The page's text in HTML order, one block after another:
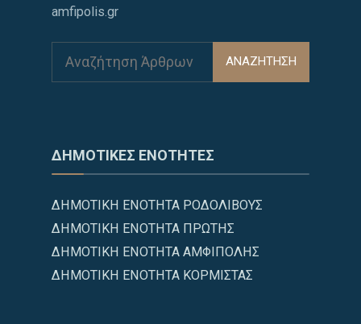
amfipolis.gr
ΑΝΑΖΗΤΗΣΗ
ΔΗΜΟΤΙΚΕΣ ΕΝΟΤΗΤΕΣ
ΔΗΜΟΤΙΚΗ ΕΝΟΤΗΤΑ ΡΟΔΟΛΙΒΟΥΣ
ΔΗΜΟΤΙΚΗ ΕΝΟΤΗΤΑ ΠΡΩΤΗΣ
ΔΗΜΟΤΙΚΗ ΕΝΟΤΗΤΑ ΑΜΦΙΠΟΛΗΣ
ΔΗΜΟΤΙΚΗ ΕΝΟΤΗΤΑ ΚΟΡΜΙΣΤΑΣ